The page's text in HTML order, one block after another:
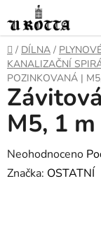
na
obsah
DOMŮ
/ DÍLNA /
KANALIZAČNÍ
POZINKOVANÁ |
M5, 1
Průměrné
hodnocení
Neohodnoceno
Značka: OSTATNÍ